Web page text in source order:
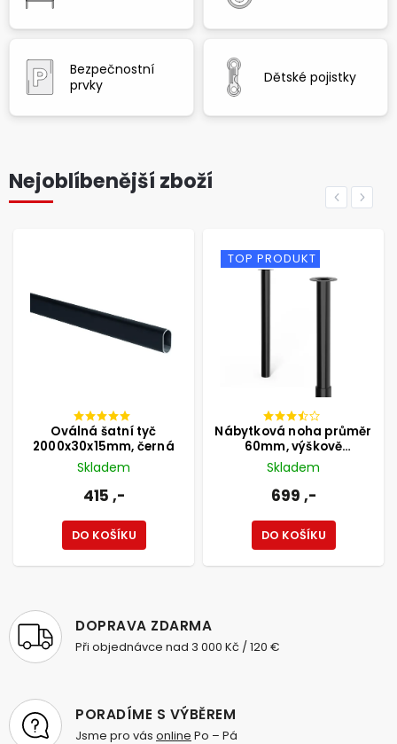
Bezpečnostní
prvky
Dětské pojistky
Nejoblíbenější zboží
PREVIOUS
Nábytková noha průměr
60mm, výškově
nastavitelná 700-1100mm,
černá
Skladem
699 ,-
DO KOŠÍKU
VARIANTY
TIP NA DÁREK
MIA - Nástěnná tyč na
šaty Rusticline
Skladem
od1 190 ,-
DETAIL
NEXT
DOPRAVA ZDARMA
Při objednávce nad 3 000 Kč / 120 €
PORADÍME S VÝBĚREM
Jsme pro vás online Po – Pá